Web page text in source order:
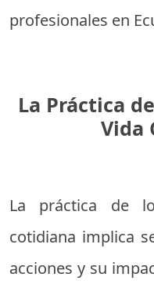
profesionales en
La Práctica
Vida
La práctica de
cotidiana implica
acciones y su